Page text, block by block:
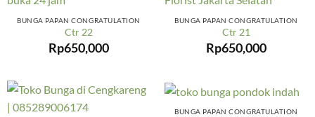
BUNGA PAPAN CONGRATULATION
Ctr 22
Rp650,000
BUNGA PAPAN CONGRATULATION
Ctr 21
Rp650,000
BUNGA PAPAN CONGRATULATION